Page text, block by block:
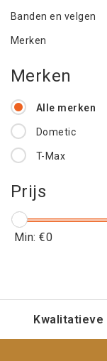
Banden en velgen
Merken
Merken
Alle merken
Dometic
T-Max
Prijs
Min: €0
Kwalitatieve